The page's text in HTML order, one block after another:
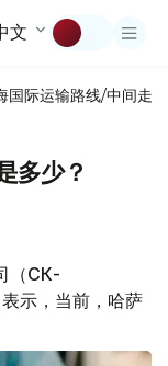
文
国际运输路线/中间走廊
多少？
（СК-
示，当前，哈萨